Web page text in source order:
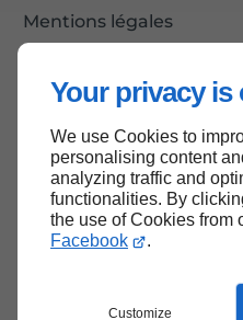
Your privacy
We use Cookies to
personalising content
analyzing traffic and
functionalities. By
the use of Cookies from
Facebook
.
Customize
Mentions légales
Haut